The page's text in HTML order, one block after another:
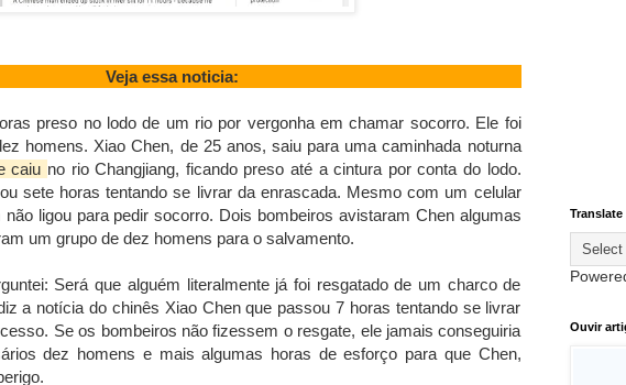
Veja essa noticia:
preso no lodo de um rio por vergonha em chamar socorro. Ele foi
homens. Xiao Chen, de 25 anos, saiu para uma caminhada noturna
caiu no rio Changjiang, ficando preso até a cintura por conta do lodo.
sete horas tentando se livrar da enrascada. Mesmo com um celular
ligou para pedir socorro. Dois bombeiros avistaram Chen algumas
um grupo de dez homens para o salvamento.
Será que alguém literalmente já foi resgatado de um charco de
a notícia do chinês Xiao Chen que passou 7 horas tentando se livrar
Se os bombeiros não fizessem o resgate, ele jamais conseguiria
dez homens e mais algumas horas de esforço para que Chen,
Translate
Ouvir